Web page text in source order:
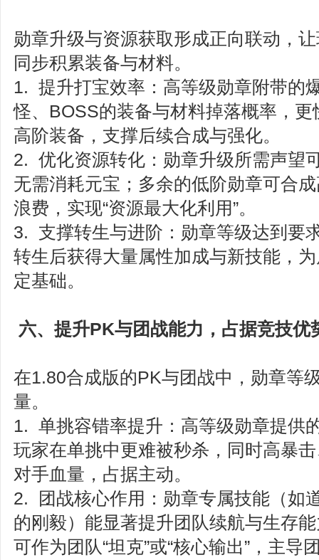
勋章升级与资源获取形成正向联动，
同步积累装备与材料。
1. 提升打宝效率：高等级勋章附带的
怪、BOSS的装备与材料掉落概率，
高阶装备，支撑后续合成与强化。
2. 优化资源转化：勋章升级所需声望
无需消耗元宝；多余的低阶勋章可合
浪费，实现“资源最大化利用”。
3. 支撑转生与进阶：勋章等级达到要
转生后获得大量属性加成与新技能，
定基础。
六、提升PK与团战能力，占据竞技优
在1.80合成版的PK与团战中，勋章等
量。
1. 单挑容错率提升：高等级勋章提供
玩家在单挑中更难被秒杀，同时高暴
对手血量，占据主动。
2. 团战核心作用：勋章专属技能（如
的刚毅）能显著提升团队续航与生存
可作为团队“坦克”或“核心输出”，主导